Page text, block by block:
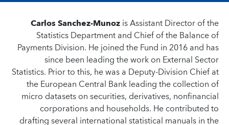
Carlos Sanchez-Munozis Assistant Director of the
Statistics Department and Chief of the Balance of
Payments Division. He joined the Fund in 2016 and has
since been leading the work on External Sector
Statistics. Prior to this, he was a Deputy-Division Chief at
the European Central Bank leading the collection of
micro datasets on securities, derivatives, nonfinancial
corporations and households. He contributed to
drafting several international statistical manuals in the